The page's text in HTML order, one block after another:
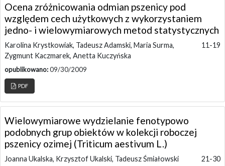
Ocena zróżnicowania odmian pszenicy pod
względem cech użytkowych z wykorzystaniem
jedno- i wielowymiarowych metod statystycznych
Karolina Krystkowiak, Tadeusz Adamski, Maria Surma,
Zygmunt Kaczmarek, Anetta Kuczyńska
11-19
opublikowano:09/30/2009
PDF
Wielowymiarowe wydzielanie fenotypowo
podobnych grup obiektów w kolekcji roboczej
pszenicy ozimej (Triticum aestivum L.)
Joanna Ukalska, Krzysztof Ukalski, Tadeusz Śmiałowski 21-30